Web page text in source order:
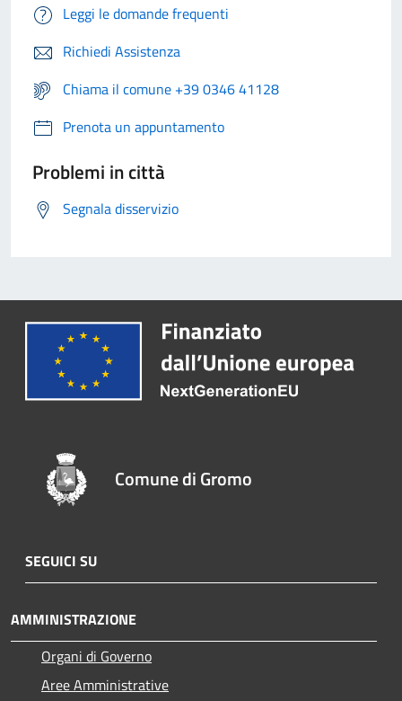
Leggi le domande frequenti
Richiedi Assistenza
Chiama il comune +39 0346 41128
Prenota un appuntamento
Problemi in città
Segnala disservizio
Comune di Gromo
SEGUICI SU
AMMINISTRAZIONE
Organi di Governo
Aree Amministrative